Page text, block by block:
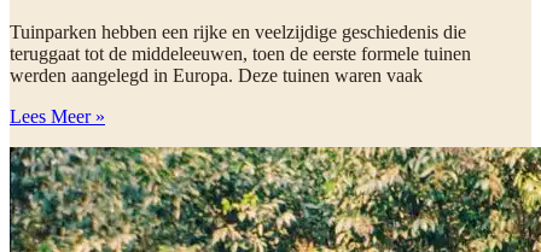
Tuinparken hebben een rijke en veelzijdige geschiedenis die
teruggaat tot de middeleeuwen, toen de eerste formele tuinen
werden aangelegd in Europa. Deze tuinen waren vaak
Lees Meer »